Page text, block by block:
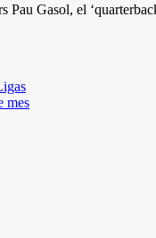
Gasol, el
mes